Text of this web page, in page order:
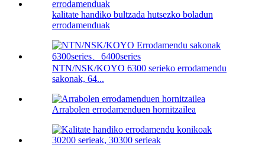
kalitate handiko bultzada hutsezko boladun
errodamenduak
NTN/NSK/KOYO 6300 serieko errodamendu
sakonak, 64...
Arrabolen errodamenduen hornitzailea